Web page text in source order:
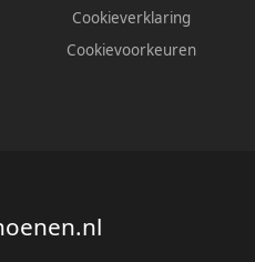
Cookieverklaring
Cookievoorkeuren